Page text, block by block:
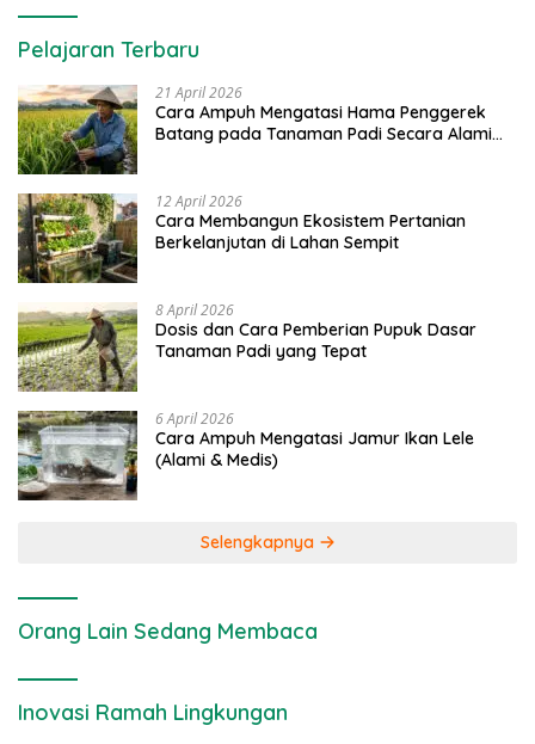
Pelajaran Terbaru
21 April 2026
Cara Ampuh Mengatasi Hama Penggerek
Batang pada Tanaman Padi Secara Alami
12 April 2026
Cara Membangun Ekosistem Pertanian
Berkelanjutan di Lahan Sempit
8 April 2026
Dosis dan Cara Pemberian Pupuk Dasar
Tanaman Padi yang Tepat
6 April 2026
Cara Ampuh Mengatasi Jamur Ikan Lele
(Alami & Medis)
Selengkapnya
Orang Lain Sedang Membaca
Inovasi Ramah Lingkungan